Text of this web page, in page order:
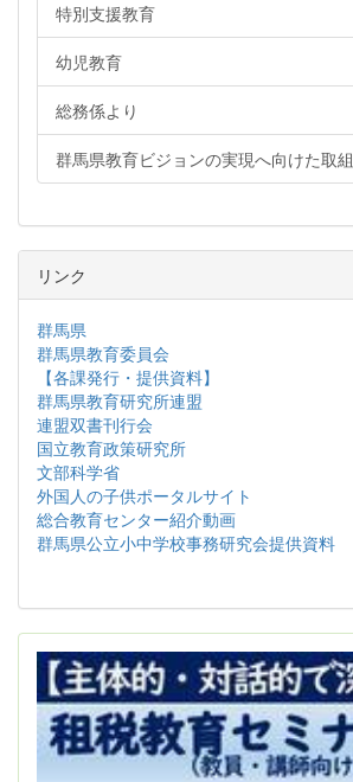
特別支援教育
幼児教育
総務係より
群馬県教育ビジョンの実現へ向けた取組
リンク
群馬県
群馬県教育委員会
【各課発行・提供資料】
群馬県教育研究所連盟
連盟双書刊行会
国立教育政策研究所
文部科学省
外国人の子供ポータルサイト
総合教育センター紹介動画
群馬県公立小中学校事務研究会提供資料